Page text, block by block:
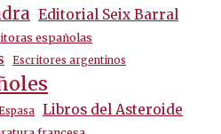
Editorial Seix Barral
españolas
Escritores argentinos
Libros del Asteroide